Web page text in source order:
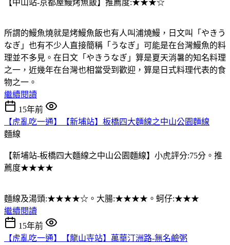
【中山站-京都屋鰻烤魚飯】推薦度:★★★☆
所謂的鰻魚燒就是烤鰻魚飯也有人叫浦燒鰻，日文叫「やきう
なぎ」也有不少人直接簡稱「うなぎ」可能是在台灣鰻魚的料
理並不多見。在日文「やきうなぎ」算是夏天消暑的知名料理
之一，近幾年在台灣也相當受到歡迎，算是日式料理代表的食
物之一。
繼續閱讀
15年前
【虎亂吃一通】【新埔站】板橋四大麵線之中山公園麵線
麵線
【新埔站-板橋四大麵線之中山公園麵線】小虎評分:75分。推
薦度★★★★
麵線及湯頭:★★★★☆。大腸:★★★★。蚵仔:★★★
繼續閱讀
15年前
【虎亂吃一通】【龍山寺站】萬華汀洲路-無名鹼粥